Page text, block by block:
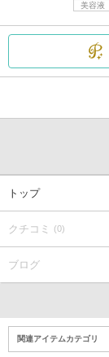
美容液
トップ
クチコミ (0)
ブログ
関連アイテムカテゴリ